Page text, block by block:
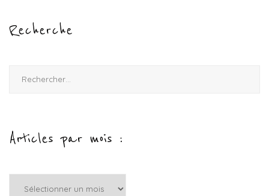
Recherche
Articles par mois :